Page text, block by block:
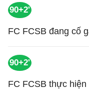
90+2'
FC FCSB đang cố
90+2'
FC FCSB thực